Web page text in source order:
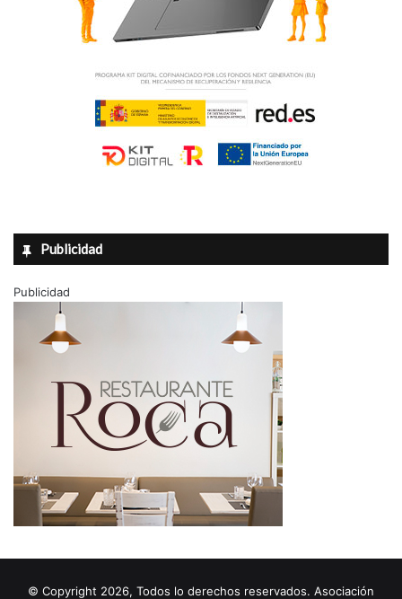
Publicidad
Publicidad
© Copyright 2026, Todos lo derechos reservados. Asociación